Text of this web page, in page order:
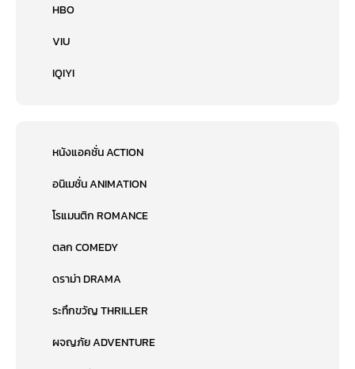
HBO
VIU
IQIYI
หนังแอคชั่น ACTION
อนิเมชั่น ANIMATION
โรแมนติก ROMANCE
ตลก COMEDY
ดราม่า DRAMA
ระทึกขวัญ THRILLER
ผจญภัย ADVENTURE